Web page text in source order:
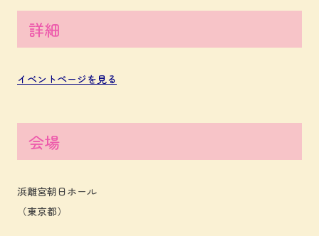
詳細
イベントページを見る
会場
浜離宮朝日ホール
（東京都）